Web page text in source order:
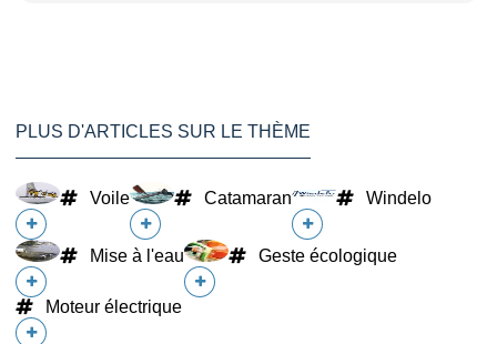
PLUS D'ARTICLES SUR LE THÈME
Voile Catamaran Windelo
Mise à l'eau Geste écologique
Moteur électrique